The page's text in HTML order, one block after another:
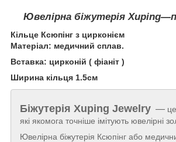
Ювелірна біжутерія
Кільце Ксюпінг з цирконієм
Матеріал: медичний сплав.
Вставка: цирконій ( фіаніт )
Ширина кільця 1.5см
Біжутерія Xuping Jewelry —
які якомога точніше імітують ювелірні
Ювелірна біжутерія Ксюпінг або